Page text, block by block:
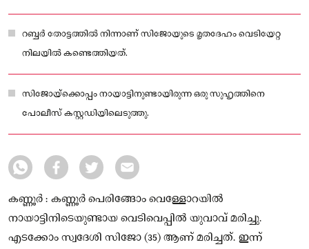
റബ്ബർ തോട്ടത്തിൽ നിന്നാണ് സിജോയുടെ മൃതദേഹം വെടിയേറ്റ
നിലയിൽ കണ്ടെത്തിയത്.
സിജോയ്‌ക്കൊപ്പം നായാട്ടിനുണ്ടായിരുന്ന ഒരു സുഹൃത്തിനെ
പോലീസ് കസ്റ്റഡിയിലെടുത്തു.
കണ്ണൂർ : കണ്ണൂർ പെരിങ്ങോം വെള്ളോറയിൽ
നായാട്ടിനിടെയുണ്ടായ വെടിവെപ്പിൽ യുവാവ് മരിച്ചു.
എടക്കോം സ്വദേശി സിജോ (35) ആണ് മരിച്ചത്. ഇന്ന്